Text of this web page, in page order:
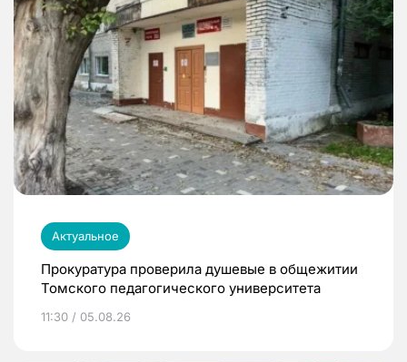
Актуальное
Прокуратура проверила душевые в общежитии
Томского педагогического университета
11:30 / 05.08.26